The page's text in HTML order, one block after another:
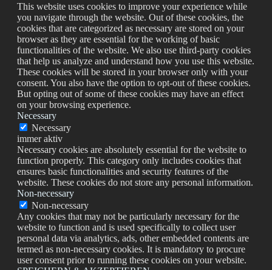
This website uses cookies to improve your experience while
you navigate through the website. Out of these cookies, the
cookies that are categorized as necessary are stored on your
browser as they are essential for the working of basic
functionalities of the website. We also use third-party cookies
that help us analyze and understand how you use this website.
These cookies will be stored in your browser only with your
consent. You also have the option to opt-out of these cookies.
But opting out of some of these cookies may have an effect
on your browsing experience.
Necessary
Necessary
immer aktiv
Necessary cookies are absolutely essential for the website to
function properly. This category only includes cookies that
ensures basic functionalities and security features of the
website. These cookies do not store any personal information.
Non-necessary
Non-necessary
Any cookies that may not be particularly necessary for the
website to function and is used specifically to collect user
personal data via analytics, ads, other embedded contents are
termed as non-necessary cookies. It is mandatory to procure
user consent prior to running these cookies on your website.